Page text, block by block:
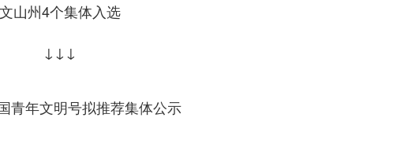
文山州4个集体入选
↓↓↓
青年文明号拟推荐集体公示